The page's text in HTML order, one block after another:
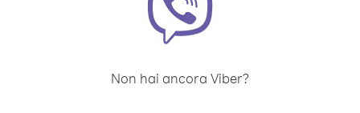
Non hai ancora Viber?